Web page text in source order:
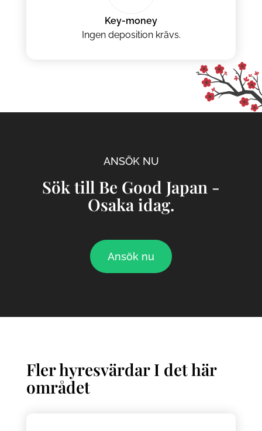
Key-money
Ingen deposition krävs.
ANSÖK NU
Sök till Be Good Japan -
Osaka idag.
Ansök nu
Fler hyresvärdar I det här
området